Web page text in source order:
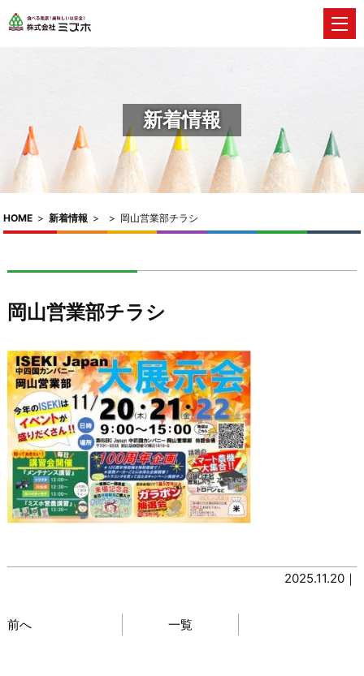
新着情報
HOME > 新着情報 > > 岡山営業部チラシ
岡山営業部チラシ
2025.11.20｜
前へ 一覧